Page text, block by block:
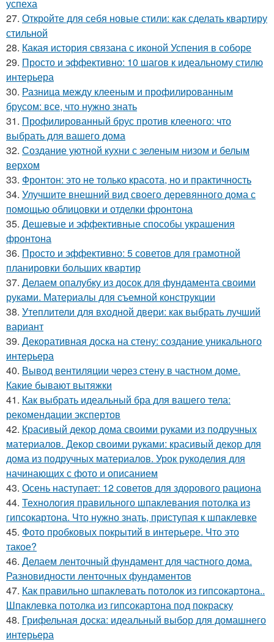
успеха
27. Откройте для себя новые стили: как сделать квартиру
стильной
28. Какая история связана с иконой Успения в соборе
29. Просто и эффективно: 10 шагов к идеальному стилю
интерьера
30. Разница между клееным и профилированным
брусом: все, что нужно знать
31. Профилированный брус против клееного: что
выбрать для вашего дома
32. Создание уютной кухни с зеленым низом и белым
верхом
33. Фронтон: это не только красота, но и практичность
34. Улучшите внешний вид своего деревянного дома с
помощью облицовки и отделки фронтона
35. Дешевые и эффективные способы украшения
фронтона
36. Просто и эффективно: 5 советов для грамотной
планировки больших квартир
37. Делаем опалубку из досок для фундамента своими
руками. Материалы для съемной конструкции
38. Утеплители для входной двери: как выбрать лучший
вариант
39. Декоративная доска на стену: создание уникального
интерьера
40. Вывод вентиляции через стену в частном доме.
Какие бывают вытяжки
41. Как выбрать идеальный бра для вашего тела:
рекомендации экспертов
42. Красивый декор дома своими руками из подручных
материалов. Декор своими руками: красивый декор для
дома из подручных материалов. Урок рукоделия для
начинающих с фото и описанием
43. Осень наступает: 12 советов для здорового рациона
44. Технология правильного шпаклевания потолка из
гипсокартона. Что нужно знать, приступая к шпаклевке
45. Фото пробковых покрытий в интерьере. Что это
такое?
46. Делаем ленточный фундамент для частного дома.
Разновидности ленточных фундаментов
47. Как правильно шпаклевать потолок из гипсокартона..
Шпаклевка потолка из гипсокартона под покраску
48. Грифельная доска: идеальный выбор для домашнего
интерьера